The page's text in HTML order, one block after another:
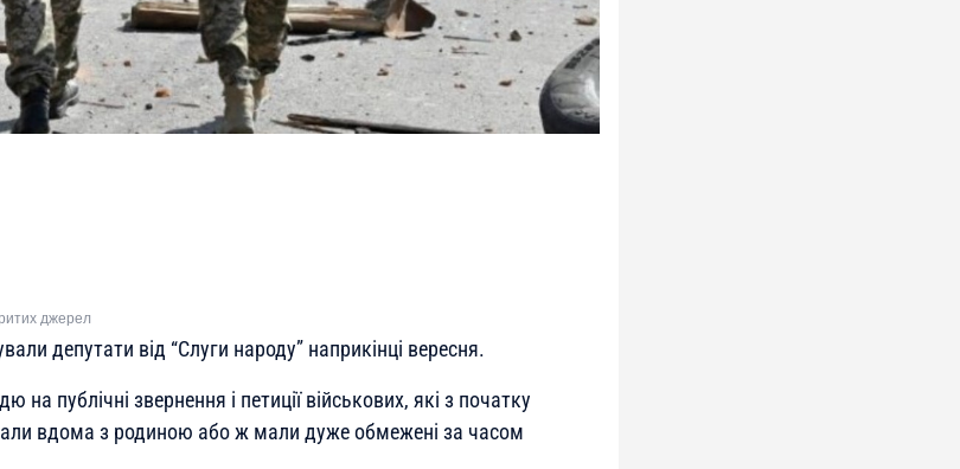
джерел
депутати від “Слуги народу” наприкінці вересня.
на публічні звернення і петиції військових, які з початку
вдома з родиною або ж мали дуже обмежені за часом